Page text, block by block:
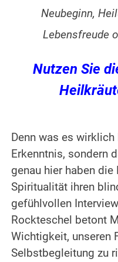
Neubeginn,
Lebensfreude
Nutzen Sie
Denn was es
Erkenntnis, sondern
genau hier haben
Spiritualität ihren
gefühlvollen
Rockteschel betont
Wichtigkeit, unseren
Selbstbegleitung zu